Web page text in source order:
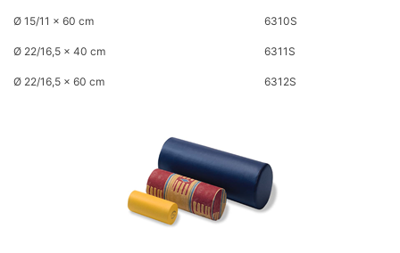
Ø 15/11 x 60 cm
Ø 22/16,5 x 40 cm
Ø 22/16,5 x 60 cm
6310S
6311S
6312S